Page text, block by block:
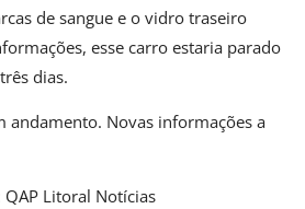
de sangue e o vidro traseiro
esse carro estaria parado
dias.
andamento. Novas informações a
Litoral Notícias